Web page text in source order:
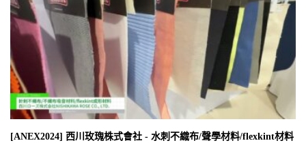
[ANEX2024] 西川玫瑰株式會社 - 水刺不織布/聲學材料/flexkint材料